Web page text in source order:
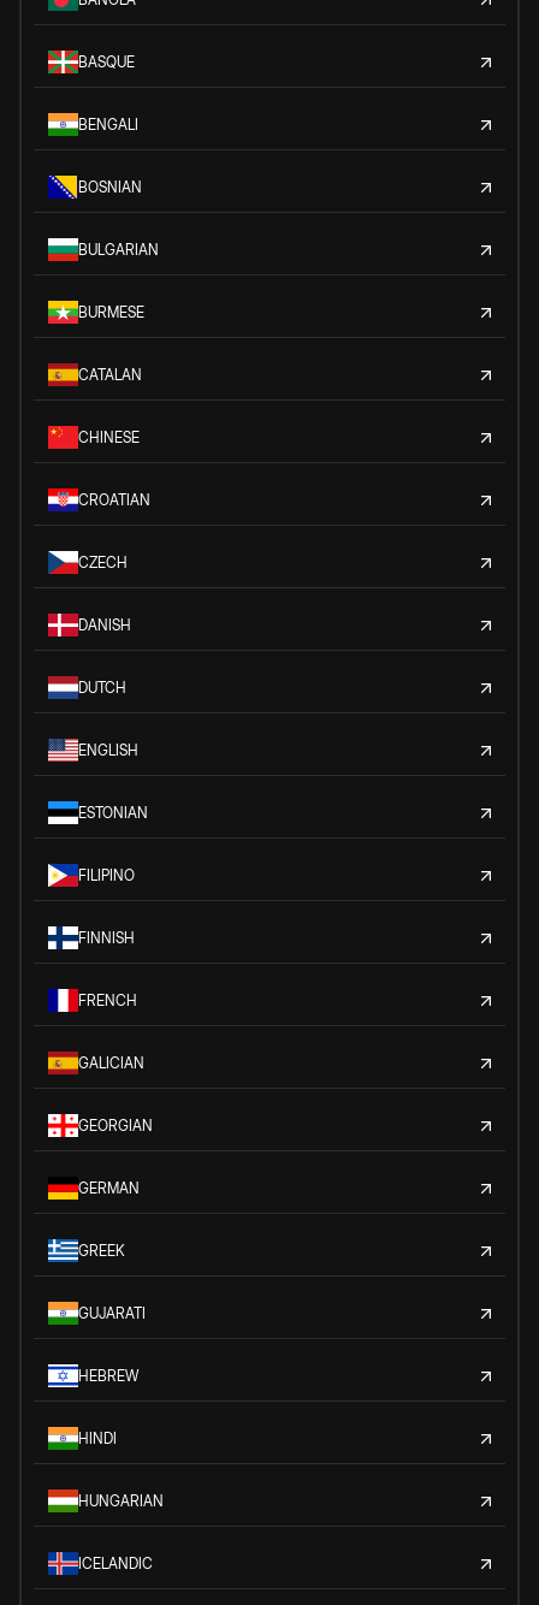
BASQUE
BENGALI
BOSNIAN
BULGARIAN
BURMESE
CATALAN
CHINESE
CROATIAN
CZECH
DANISH
DUTCH
ENGLISH
ESTONIAN
FILIPINO
FINNISH
FRENCH
GALICIAN
GEORGIAN
GERMAN
GREEK
GUJARATI
HEBREW
HINDI
HUNGARIAN
ICELANDIC